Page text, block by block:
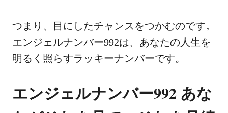
つまり、目にしたチャンスをつかむのです。
エンジェルナンバー992は、あなたの人生を
明るく照らすラッキーナンバーです。
エンジェルナンバー992 あな